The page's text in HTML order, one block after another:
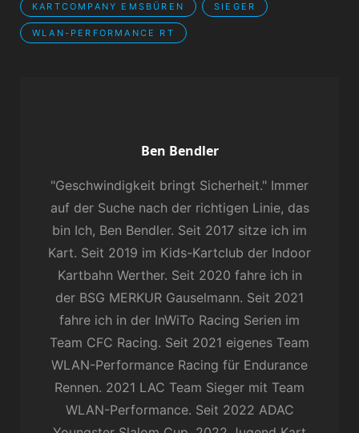
KARTCOMPANY EMSBÜREN SIEGER
WLAN-PERFORMANCE RT
Author:
Ben Bendler
"Geschwindigkeit bringt Sicherheit." Immer
auf der Suche nach der richtigen Linie, das
bin Ich, Ben Bendler. Seit 2017 sitze ich im
Kart. Seit 2019 im Kids-Kartclub der Indoor
Kartbahn Werther. Seit 2020 fahre ich in
der BSG MERKUR Gauselmann. Seit 2021
fahre ich in der InWiTo Racing Serien im
Team CFC Racing. Seit 2021 eigenes Team
WLAN-Performance Racing für Endurance
Rennen. 2021 LAC Team Sieger mit Team
WLAN-Performance. Seit 2022 ADAC